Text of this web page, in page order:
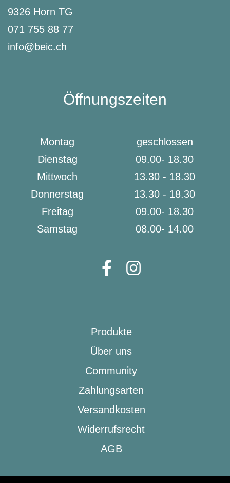
9326 Horn TG
071 755 88 77
info@beic.ch
Öffnungszeiten
Montag
geschlossen
Dienstag
09.00- 18.30
Mittwoch
13.30 - 18.30
Donnerstag
13.30 - 18.30
Freitag
09.00- 18.30
Samstag
08.00- 14.00
Produkte
Über uns
Community
Zahlungsarten
Versandkosten
Widerrufsrecht
AGB